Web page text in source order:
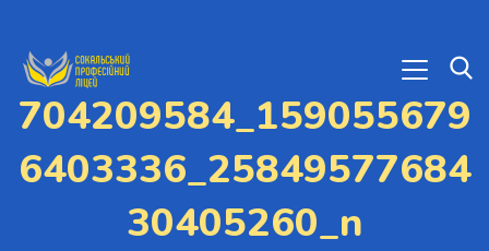
704209584_159055679
6403336_25849577684
30405260_n